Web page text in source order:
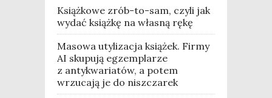
Książkowe zrób-to-sam, czyli jak
wydać książkę na własną rękę
Masowa utylizacja książek. Firmy
AI skupują egzemplarze
z antykwariatów, a potem
wrzucają je do niszczarek